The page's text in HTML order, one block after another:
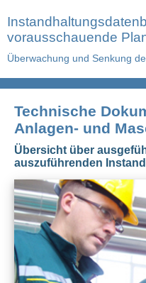
vorausschauende
Überwachung und Senkung
Technische
Anlagen- und
Übersicht über
auszuführenden